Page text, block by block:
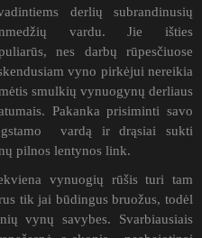
derlių subrandinusių
vardu. Jie išties
nes darbų rūpesčiuose
vyno pirkėjui nereikia
smulkių vynuogynų derliaus
Pakanka prisiminti savo
vardą ir drąsiai sukti
pilnos lentynos link.
vynuogių rūšis turi tam
tik jai būdingus bruožus, todėl
vynų savybes. Svarbiausiais